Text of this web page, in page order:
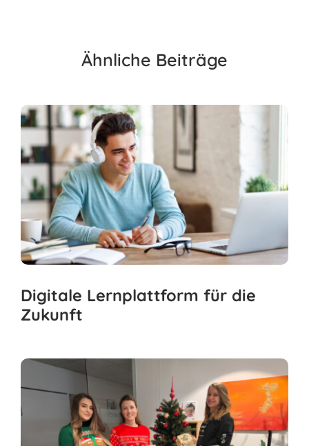
Ähnliche Beiträge
Digitale Lernplattform für die
Zukunft